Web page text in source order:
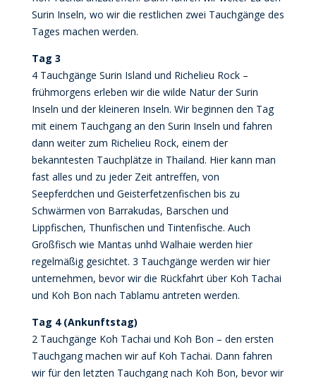
Surin Inseln, wo wir die restlichen zwei Tauchgänge des
Tages machen werden.
Tag 3
4 Tauchgänge Surin Island und Richelieu Rock –
frühmorgens erleben wir die wilde Natur der Surin
Inseln und der kleineren Inseln. Wir beginnen den Tag
mit einem Tauchgang an den Surin Inseln und fahren
dann weiter zum Richelieu Rock, einem der
bekanntesten Tauchplätze in Thailand. Hier kann man
fast alles und zu jeder Zeit antreffen, von
Seepferdchen und Geisterfetzenfischen bis zu
Schwärmen von Barrakudas, Barschen und
Lippfischen, Thunfischen und Tintenfische. Auch
Großfisch wie Mantas unhd Walhaie werden hier
regelmäßig gesichtet. 3 Tauchgänge werden wir hier
unternehmen, bevor wir die Rückfahrt über Koh Tachai
und Koh Bon nach Tablamu antreten werden.
Tag 4 (Ankunftstag)
2 Tauchgänge Koh Tachai und Koh Bon – den ersten
Tauchgang machen wir auf Koh Tachai. Dann fahren
wir für den letzten Tauchgang nach Koh Bon, bevor wir